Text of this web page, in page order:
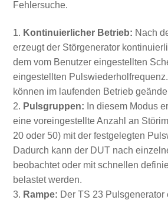
Fehlersuche.
Kontinuierlicher Betrieb: Nach
erzeugt der Störgenerator
dem vom Benutzer eingestellten
eingestellten
können im laufenden Betrieb
Pulsgruppen: In diesem Modus
eine voreingestellte Anzahl an
20 oder 50) mit der festgelegten
Dadurch kann der DUT nach
beobachtet oder mit schnellen
belastet werden.
Rampe: Der TS 23 Pulsgenerator